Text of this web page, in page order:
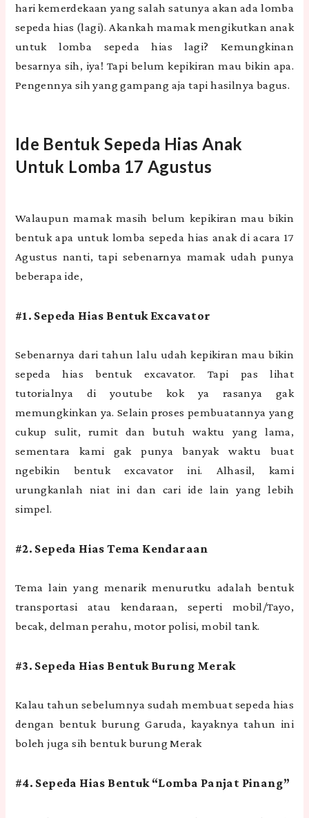
hari kemerdekaan yang salah satunya akan ada lomba
sepeda hias (lagi). Akankah mamak mengikutkan anak
untuk lomba sepeda hias lagi? Kemungkinan
besarnya sih, iya! Tapi belum kepikiran mau bikin apa.
Pengennya sih yang gampang aja tapi hasilnya bagus.
Ide Bentuk Sepeda Hias Anak
Untuk Lomba 17 Agustus
Walaupun mamak masih belum kepikiran mau bikin
bentuk apa untuk lomba sepeda hias anak di acara 17
Agustus nanti, tapi sebenarnya mamak udah punya
beberapa ide,
#1. Sepeda Hias Bentuk Excavator
Sebenarnya dari tahun lalu udah kepikiran mau bikin
sepeda hias bentuk excavator. Tapi pas lihat
tutorialnya di youtube kok ya rasanya gak
memungkinkan ya. Selain proses pembuatannya yang
cukup sulit, rumit dan butuh waktu yang lama,
sementara kami gak punya banyak waktu buat
ngebikin bentuk excavator ini. Alhasil, kami
urungkanlah niat ini dan cari ide lain yang lebih
simpel.
#2. Sepeda Hias Tema Kendaraan
Tema lain yang menarik menurutku adalah bentuk
transportasi atau kendaraan, seperti mobil/Tayo,
becak, delman perahu, motor polisi, mobil tank.
#3. Sepeda Hias Bentuk Burung Merak
Kalau tahun sebelumnya sudah membuat sepeda hias
dengan bentuk burung Garuda, kayaknya tahun ini
boleh juga sih bentuk burung Merak
#4. Sepeda Hias Bentuk “Lomba Panjat Pinang”